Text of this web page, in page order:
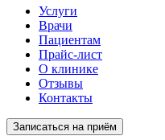
Услуги
Врачи
Пациентам
Прайс-лист
О клинике
Отзывы
Контакты
Записаться на приём